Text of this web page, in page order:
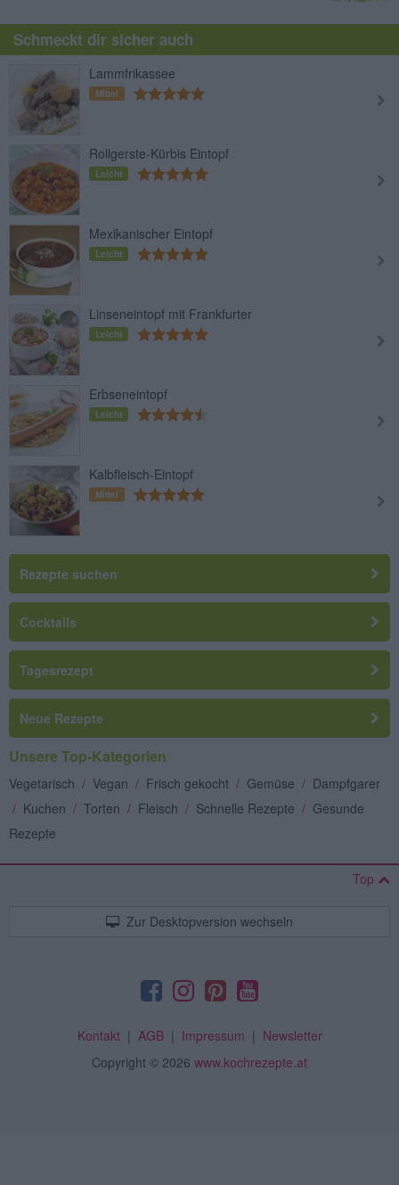
Schmeckt dir sicher auch
Lammfrikassee
Mittel
Rollgerste-Kürbis Eintopf
Leicht
Mexikanischer Eintopf
Leicht
Linseneintopf mit Frankfurter
Leicht
Erbseneintopf
Leicht
Kalbfleisch-Eintopf
Mittel
Rezepte suchen
Cocktails
Tagesrezept
Neue Rezepte
Unsere Top-Kategorien
Vegetarisch / Vegan / Frisch gekocht / Gemüse / Dampfgarer
/ Kuchen / Torten / Fleisch / Schnelle Rezepte / Gesunde
Rezepte
Top
Zur Desktopversion wechseln
Kontakt| AGB| Impressum | Newsletter
Copyright © 2026 www.kochrezepte.at